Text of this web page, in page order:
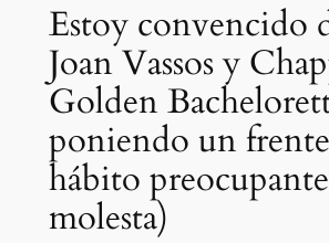
Estoy convencido
Joan Vassos y
Golden
poniendo un
hábito
molesta)